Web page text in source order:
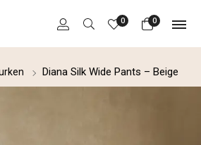
0
0
Diana Silk Wide Pants – Beige